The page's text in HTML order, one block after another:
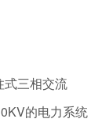
式三相交流
的电力系统